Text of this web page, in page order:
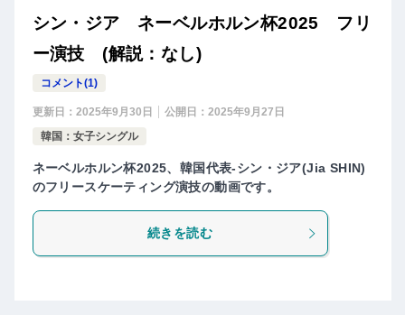
シン・ジア ネーベルホルン杯2025 フリ
ー演技 (解説：なし)
コメント(1)
更新日： 2025年9月30日 公開日： 2025年9月27日
韓国：女子シングル
ネーベルホルン杯2025、韓国代表-シン・ジア(Jia SHIN)
のフリースケーティング演技の動画です。
続きを読む